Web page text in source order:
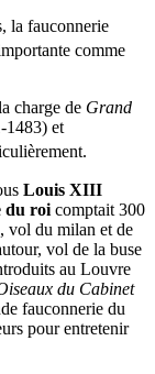
la fauconnerie
comme
charge de Grand
1483) et
Louis XIII
du roi comptait 300
vol du milan et de
vol de la buse
au Louvre
du Cabinet
fauconnerie du
pour entretenir